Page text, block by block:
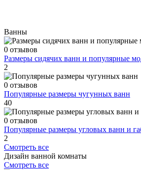
Ванны
0 отзывов
Размеры сидячих ванн и популярные
2
0 отзывов
Популярные размеры чугунных ванн
40
0 отзывов
Популярные размеры угловых ванн и
2
Смотреть все
Дизайн ванной комнаты
Смотреть все